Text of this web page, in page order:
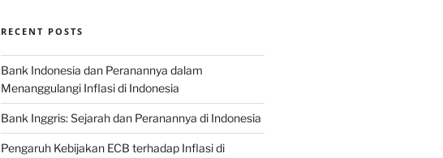
RECENT POSTS
Bank Indonesia dan Peranannya dalam
Menanggulangi Inflasi di Indonesia
Bank Inggris: Sejarah dan Peranannya di Indonesia
Pengaruh Kebijakan ECB terhadap Inflasi di